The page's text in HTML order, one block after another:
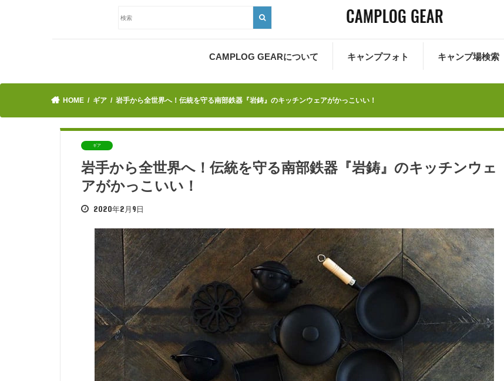
CAMPLOG GEARについて キャンプフォト キャンプ場検索
HOME ギア 岩手から全世界へ！伝統を守る南部鉄器『岩鋳』のキッチンウェアがかっこいい！
ギア
岩手から全世界へ！伝統を守る南部鉄器『岩鋳』のキッチンウェ
アがかっこいい！
2020年2月9日